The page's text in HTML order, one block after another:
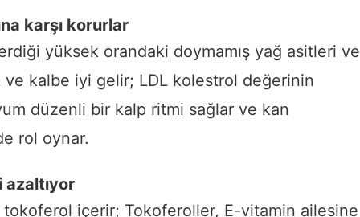
karşı korurlar
yüksek orandaki doymamış yağ asitleri ve
ve kalbe iyi gelir; LDL kolestrol değerinin
düzenli bir kalp ritmi sağlar ve kan
rol oynar.
azaltıyor
tokoferol içerir; Tokoferoller, E-vitamin ailesine